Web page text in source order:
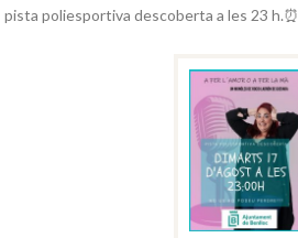
pista poliesportiva descoberta a les 23 h.⏰